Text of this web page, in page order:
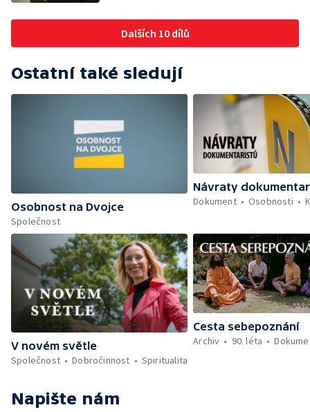
Dalších 10 dílů
Ostatní také sledují
Osobnost na Dvojce
Společnost
Návraty
Dokument
Osobnosti
V novém světle
Společnost
Dobročinnost Spiritualita
Cesta sebepoznání
Archiv
90. léta
Napište nám